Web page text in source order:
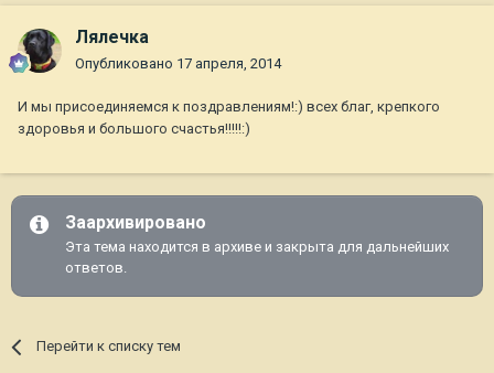
Лялечка
Опубликовано 17 апреля, 2014
И мы присоединяемся к поздравлениям!:) всех благ, крепкого
здоровья и большого счастья!!!!!:)
Заархивировано
Эта тема находится в архиве и закрыта для дальнейших
ответов.
Перейти к списку тем